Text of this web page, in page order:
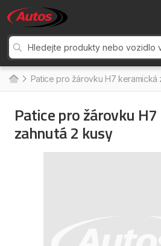
Patice pro žárovku H7 keramická
Patice pro žárovku
zahnutá 2 kusy